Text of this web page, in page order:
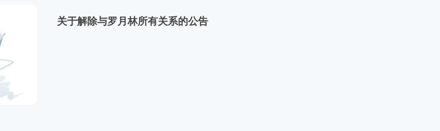
关于解除与罗月林所有关系的公告